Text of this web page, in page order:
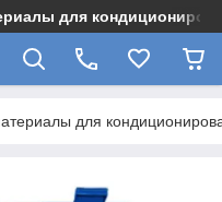
для
для